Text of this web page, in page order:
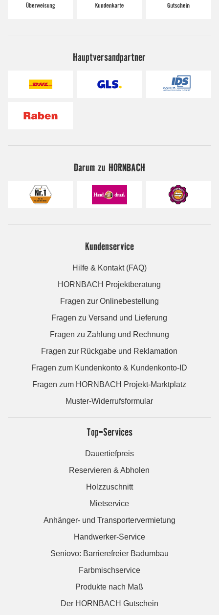
Hauptversandpartner
Darum zu HORNBACH
Kundenservice
Hilfe & Kontakt (FAQ)
HORNBACH Projektberatung
Fragen zur Onlinebestellung
Fragen zu Versand und Lieferung
Fragen zu Zahlung und Rechnung
Fragen zur Rückgabe und Reklamation
Fragen zum Kundenkonto & Kundenkonto-ID
Fragen zum HORNBACH Projekt-Marktplatz
Muster-Widerrufsformular
Top-Services
Dauertiefpreis
Reservieren & Abholen
Holzzuschnitt
Mietservice
Anhänger- und Transportervermietung
Handwerker-Service
Seniovo: Barrierefreier Badumbau
Farbmischservice
Produkte nach Maß
Der HORNBACH Gutschein